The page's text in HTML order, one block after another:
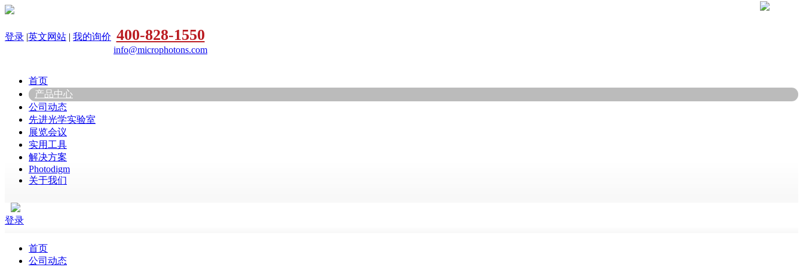
登录 |英文网站 | 我的询价 400-828-1550
info@microphotons.com
首页
产品中心
公司动态
先进光学实验室
展览会议
实用工具
解决方案
Photodigm
关于我们
登录
首页
公司动态